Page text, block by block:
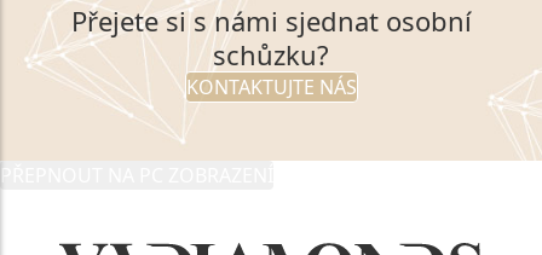
Přejete si s námi sjednat osobní
schůzku?
KONTAKTUJTE NÁS